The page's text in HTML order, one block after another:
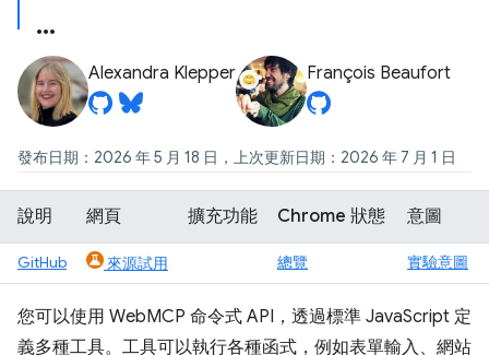
Alexandra Klepper François Beaufort
發布日期：2026 年 5 月 18 日，上次更新日期：2026 年 7 月 1 日
說明 網頁 擴充功能 Chrome 狀態 意圖
GitHub 來源試用 總覽 實驗意圖
您可以使用 WebMCP 命令式 API，透過標準 JavaScript 定
義多種工具。工具可以執行各種函式，例如表單輸入、網站